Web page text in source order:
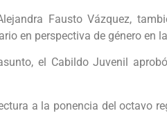
Fausto Vázquez,
en perspectiva de género en
el Cabildo Juvenil
a la ponencia del octavo